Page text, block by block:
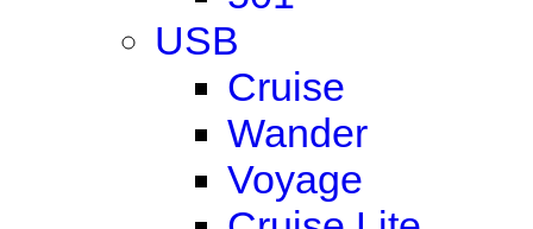
USB
Cruise
Wander
Voyage